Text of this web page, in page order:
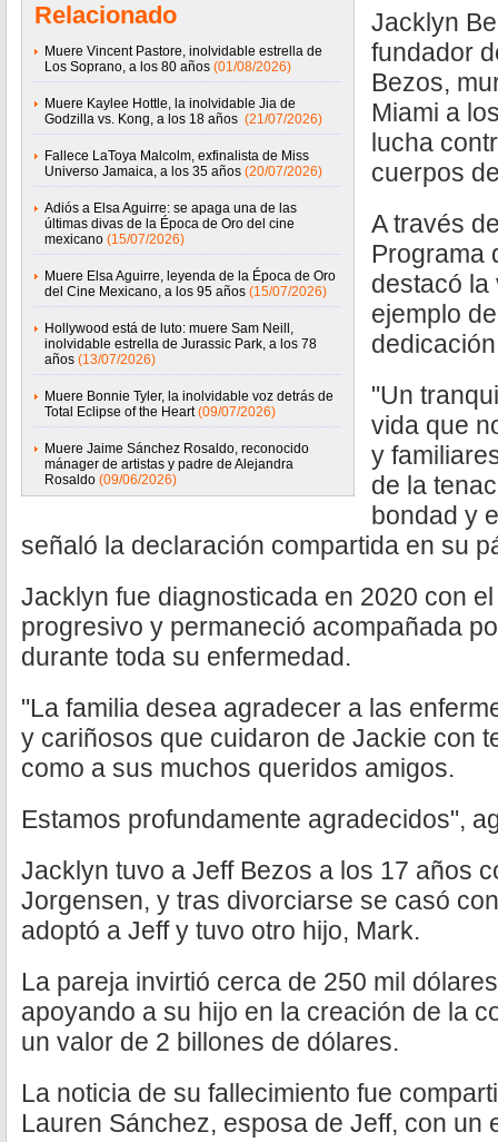
Relacionado
Muere Vincent Pastore, inolvidable estrella de
Los Soprano, a los 80 años (01/08/2026)
Muere Kaylee Hottle, la inolvidable Jia de
Godzilla vs. Kong, a los 18 años (21/07/2026)
Fallece LaToya Malcolm, exfinalista de Miss
Universo Jamaica, a los 35 años (20/07/2026)
Adiós a Elsa Aguirre: se apaga una de las
últimas divas de la Época de Oro del cine
mexicano (15/07/2026)
Muere Elsa Aguirre, leyenda de la Época de Oro
del Cine Mexicano, a los 95 años (15/07/2026)
Hollywood está de luto: muere Sam Neill,
inolvidable estrella de Jurassic Park, a los 78
años (13/07/2026)
Muere Bonnie Tyler, la inolvidable voz detrás de
Total Eclipse of the Heart (09/07/2026)
Muere Jaime Sánchez Rosaldo, reconocido
mánager de artistas y padre de Alejandra
Rosaldo (09/06/2026)
Jacklyn
fundador
Bezos,
Miami a
lucha
cuerpos
A través
Programa
destacó la
ejemplo
"Un
vida que
y
de la
bondad y
señaló la declaración compartida en su
Jacklyn fue diagnosticada en 2020 con
progresivo y permaneció acompañada
durante toda su enfermedad.
"La familia desea agradecer a las
y cariñosos que cuidaron de Jackie con
como a sus muchos queridos amigos.
Estamos profundamente agradecidos",
Jacklyn tuvo a Jeff Bezos a los 17 años
Jorgensen, y tras divorciarse se casó
adoptó a Jeff y tuvo otro hijo, Mark.
La pareja invirtió cerca de 250 mil
apoyando a su hijo en la creación de la
un valor de 2 billones de dólares.
La noticia de su fallecimiento fue
Lauren Sánchez, esposa de Jeff, con un